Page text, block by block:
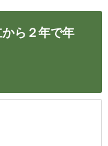
ら２年で年